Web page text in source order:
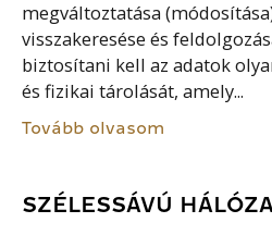
megváltoztatása
visszakeresése és
biztosítani kell az adatok
és fizikai tárolását, amely...
Tovább olvasom
SZÉLESSÁVÚ